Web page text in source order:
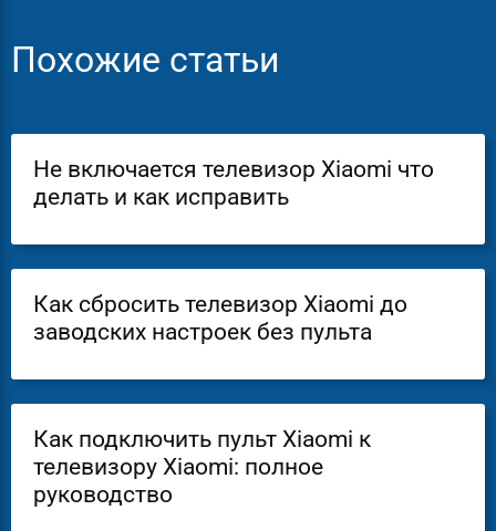
Похожие статьи
Не включается телевизор Xiaomi что
делать и как исправить
Как сбросить телевизор Xiaomi до
заводских настроек без пульта
Как подключить пульт Xiaomi к
телевизору Xiaomi: полное
руководство